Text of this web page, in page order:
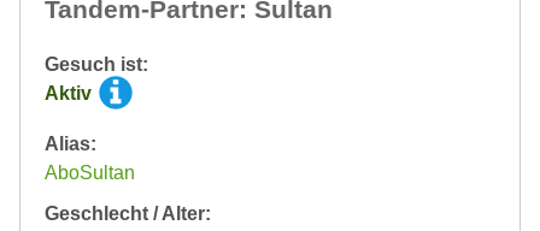
Tandem-Partner: Sultan
Gesuch ist:
Aktiv
Alias:
AboSultan
Geschlecht / Alter: